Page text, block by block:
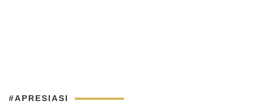
#APRESIASI